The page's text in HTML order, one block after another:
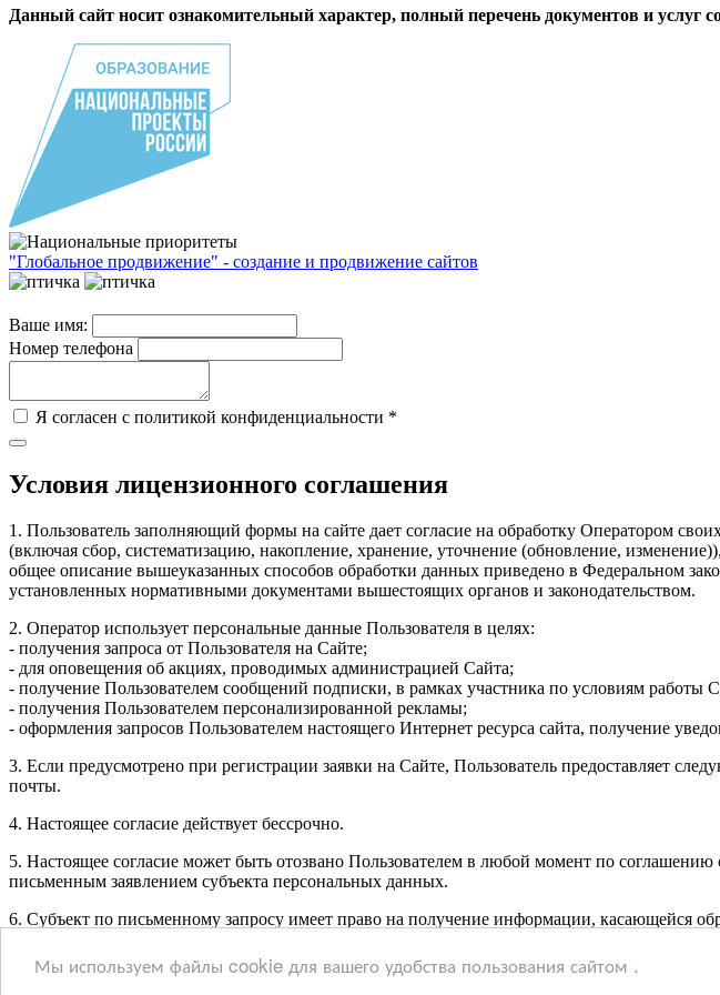
Мы используем файлы cookie для вашего удобства пользования сайтом .
Данный сайт носит ознакомительный характер, полный перечень документов и услуг
"Глобальное продвижение" - создание и продвижение сайтов
Ваше имя:
Номер телефона
Я согласен с политикой конфиденциальности *
Условия лицензионного соглашения
1. Пользователь заполняющий формы на сайте дает согласие на обработку Оператором
(включая сбор, систематизацию, накопление, хранение, уточнение (обновление,
общее описание вышеуказанных способов обработки данных приведено в Федеральном
установленных нормативными документами вышестоящих органов и законодательством.
2. Оператор использует персональные данные Пользователя в целях:
- получения запроса от Пользователя на Сайте;
- для оповещения об акциях, проводимых администрацией Сайта;
- получение Пользователем сообщений подписки, в рамках участника по условиям работы
- получения Пользователем персонализированной рекламы;
- оформления запросов Пользователем настоящего Интернет ресурса сайта, получение
3. Если предусмотрено при регистрации заявки на Сайте, Пользователь предоставляет
почты.
4. Настоящее согласие действует бессрочно.
5. Настоящее согласие может быть отозвано Пользователем в любой момент по
письменным заявлением субъекта персональных данных.
6. Субъект по письменному запросу имеет право на получение информации, касающейся
Принять